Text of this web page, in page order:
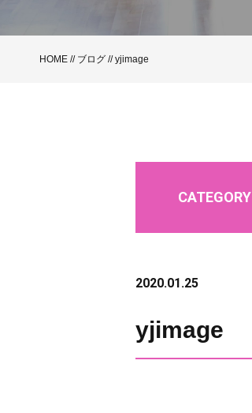
HOME // ブログ // yjimage
CATEGORY
2020.01.25
yjimage